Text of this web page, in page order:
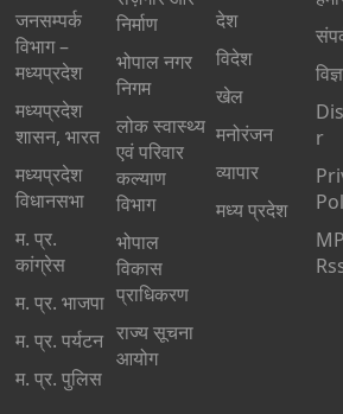
जनसम्पर्क
विभाग –
मध्यप्रदेश
मध्यप्रदेश
शासन, भारत
मध्‍यप्रदेश
विधानसभा
म. प्र.
कांग्रेस
म. प्र. भाजपा
म. प्र. पर्यटन
म. प्र. पुलिस
निर्माण
भोपाल नगर
निगम
लोक स्वास्थ्य
एवं परिवार
कल्याण
विभाग
भोपाल
विकास
प्राधिकरण
राज्य सूचना
आयोग
देश
विदेश
खेल
मनोरंजन
व्यापार
मध्य प्रदेश
r